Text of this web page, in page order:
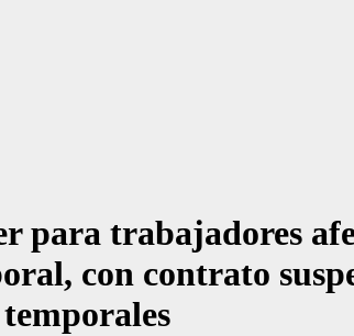
para trabajadores
con contrato